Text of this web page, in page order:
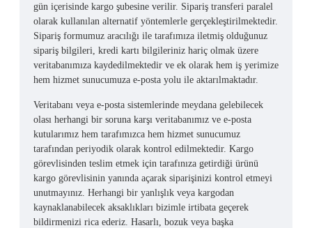
gün içerisinde kargo şubesine verilir. Sipariş transferi paralel
olarak kullanılan alternatif yöntemlerle gerçekleştirilmektedir.
Sipariş formumuz aracılığı ile tarafımıza iletmiş olduğunuz
sipariş bilgileri, kredi kartı bilgileriniz hariç olmak üzere
veritabanımıza kaydedilmektedir ve ek olarak hem iş yerimize
hem hizmet sunucumuza e-posta yolu ile aktarılmaktadır.
Veritabanı veya e-posta sistemlerinde meydana gelebilecek
olası herhangi bir soruna karşı veritabanımız ve e-posta
kutularımız hem tarafımızca hem hizmet sunucumuz
tarafından periyodik olarak kontrol edilmektedir. Kargo
görevlisinden teslim etmek için tarafınıza getirdiği ürünü
kargo görevlisinin yanında açarak siparişinizi kontrol etmeyi
unutmayınız. Herhangi bir yanlışlık veya kargodan
kaynaklanabilecek aksaklıkları bizimle irtibata geçerek
bildirmenizi rica ederiz. Hasarlı, bozuk veya başka